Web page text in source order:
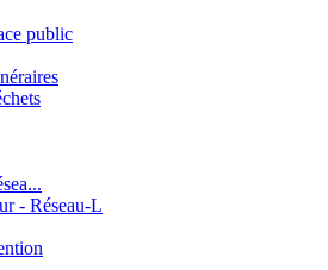
public
- Réseau-L